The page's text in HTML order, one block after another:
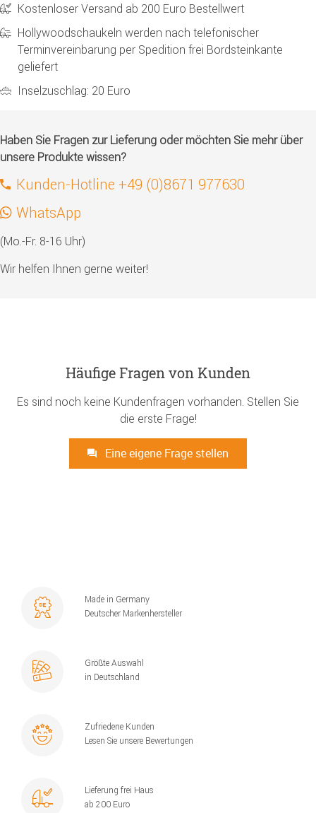
Kostenloser Versand ab 200 Euro Bestellwert
Hollywoodschaukeln werden nach telefonischer
Terminvereinbarung per Spedition frei Bordsteinkante
geliefert
Inselzuschlag: 20 Euro
Haben Sie Fragen zur Lieferung oder möchten Sie mehr über
unsere Produkte wissen?
Kunden-Hotline +49 (0)8671 977630
WhatsApp
(Mo.-Fr. 8-16 Uhr)
Wir helfen Ihnen gerne weiter!
Häufige Fragen von Kunden
Es sind noch keine Kundenfragen vorhanden. Stellen Sie
die erste Frage!
Eine eigene Frage stellen
Made in Germany
Deutscher Markenhersteller
Größte Auswahl
in Deutschland
Zufriedene Kunden
Lesen Sie unsere Bewertungen
Lieferung frei Haus
ab 200 Euro